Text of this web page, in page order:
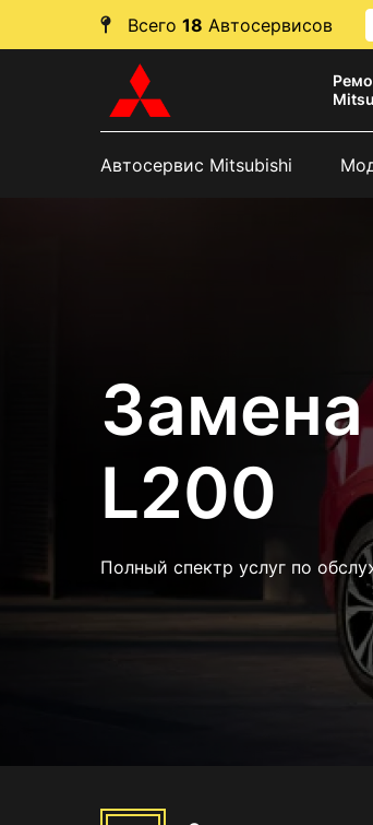
Всего 18 Автосервисов
Автосервис Mitsubishi
L200
Полный спектр услуг по